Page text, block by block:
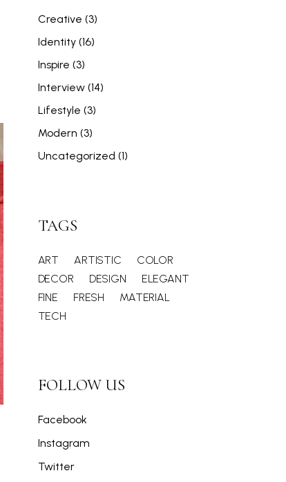
Creative (3)
Identity(16)
Inspire (3)
Interview(14)
Lifestyle (3)
Modern (3)
Uncategorized (1)
TAGS
ART ARTISTIC
COLOR
DECOR
DESIGN
ELEGANT
FINE
FRESH
MATERIAL
TECH
FOLLOW US
Facebook
Instagram
Twitter